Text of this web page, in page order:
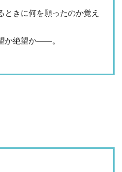
ときに何を願ったのか覚え
か絶望か――。